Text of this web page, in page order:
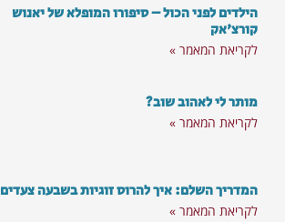
הילדים לפני הכול – סיפורו המופלא של יאנוש
קורצ'אק
לקריאת המאמר »
מותר לי לאהוב שוב?
לקריאת המאמר »
המדריך השלם: איך להרוס זוגיות בשבעה צעדים
לקריאת המאמר »